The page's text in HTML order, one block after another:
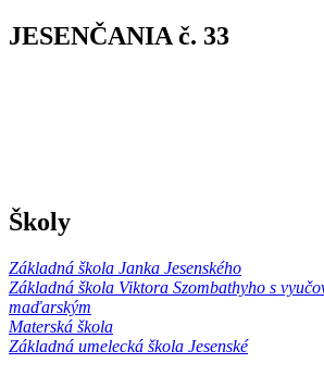
JESENČANIA č. 33
Školy
Základná škola Janka Jesenského
Základná škola Viktora Szombathyho s
maďarským
Materská škola
Základná umelecká škola Jesenské